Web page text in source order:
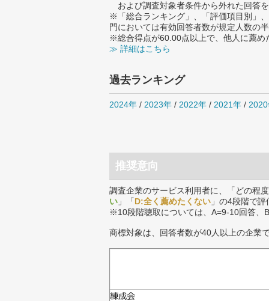
および調査対象者条件から外れた回答
※「総合ランキング」、「評価項目別」
門においては有効回答者数が規定人数の
※総合得点が60.00点以上で、他人に薦め
≫ 詳細はこちら
過去ランキング
2024年 / 2023年 / 2022年 / 2021年 /
推奨意向
調査企業のサービス利用者に、「どの程
い 」「D:全く薦めたくない 」の4段階で
※10段階聴取については、A=9-10回答、
商標対象は、回答者数が40人以上の企業